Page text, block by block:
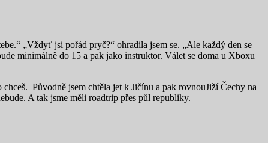
„Vždyť jsi pořád pryč?“ ohradila jsem se. „Ale každý den se
minimálně do 15 a pak jako instruktor. Válet se doma u Xboxu
Původně jsem chtěla jet k Jičínu a pak rovnouJiží Čechy na
A tak jsme měli roadtrip přes půl republiky.